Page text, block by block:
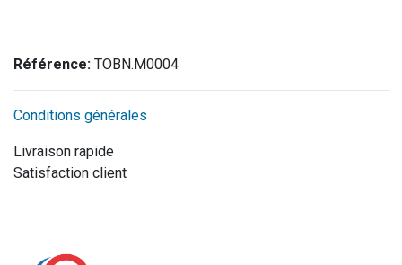
Référence: TOBN.M0004
Conditions générales
Livraison rapide
Satisfaction client